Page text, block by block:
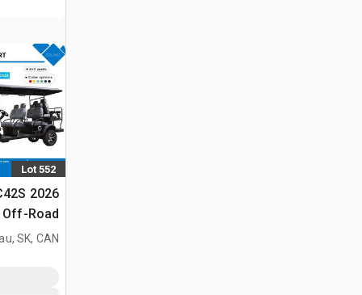
Lot 552
الجولف (Unused)
SK, CAN